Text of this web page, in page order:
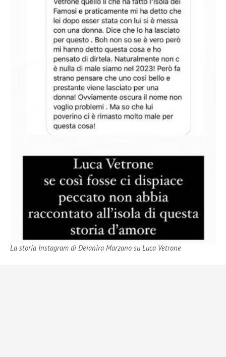
La storia Instagram di Deianira Marzano su Luca Vetrone